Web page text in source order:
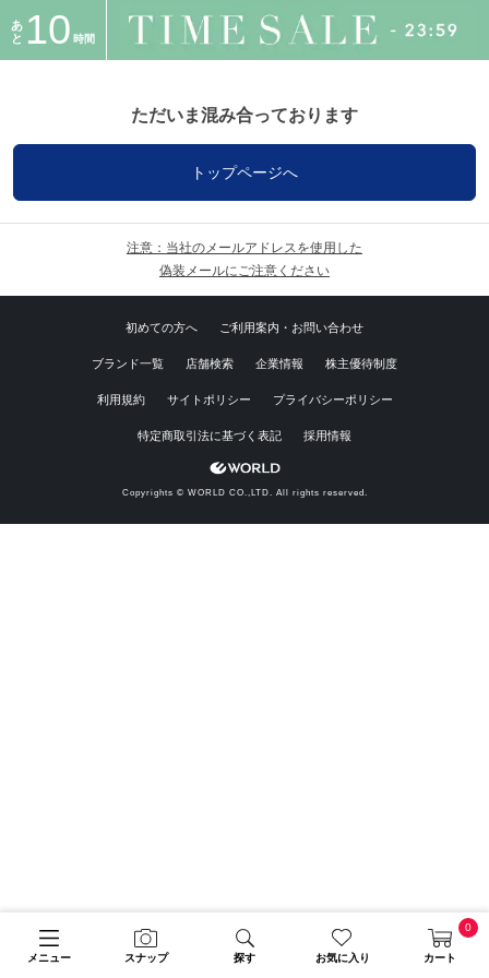
あ
と 10 時間
メニュー スナップ 探す お気に入り カート
0
ただいま混み合っております
トップページへ
注意：当社のメールアドレスを使用した
偽装メールにご注意ください
初めての方へ ご利用案内・お問い合わせ
ブランド一覧 店舗検索 企業情報 株主優待制度
利用規約 サイトポリシー プライバシーポリシー
特定商取引法に基づく表記 採用情報
Copyrights © WORLD CO.,LTD. All rights reserved.